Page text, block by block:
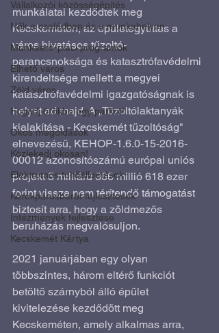
Vállalkozói közösségépítés
Nők a családban és a munkahelyen
Munkaerő-piaci programok
Élhető város
Zöld város
Fogadj örökbe egy parkot!
Okos megoldások
Közlekedj okosan!
Elektromos töltőállomások
Kerékpárosbarát fejlesztések
Intézmények fejlesztése
Kecskemét Kártya
munkálatai kezdődtek meg
Kecskeméten, az épületegyüttes a
város hivatásos tűzoltó-
parancsnoksága és katasztrófavédelmi
kirendeltsége mellett a megyei
katasztrófavédelmi igazgatóságnak is
helyet ad majd. A „Tűzoltólaktanyák
kialakítása - Kecskemét tűzoltóság"
elnevezésű, KEHOP-1.6.0-15-2016-
00012 azonosítószámú európai uniós
projekt 5 milliárd 366 millió 618 ezer
forint vissza nem térítendő támogatást
biztosít arra, hogy a zöldmezős
beruházás megvalósuljon.
2021 januárjában egy olyan
többszintes, három eltérő funkciót
betöltő szárnyból álló épület
kivitelezése kezdődött meg
Kecskeméten, amely alkalmas arra,